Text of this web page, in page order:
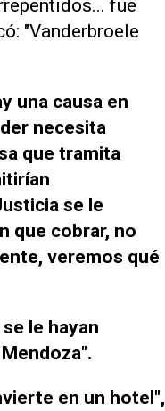
fue
"Vanderbroele
una causa en
necesita
que tramita
se le
que cobrar, no
veremos qué
le hayan
en un hotel",